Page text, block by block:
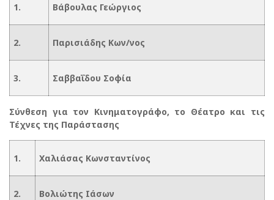
1. Βάβουλας Γεώργιος
2. Παρισιάδης Κων/νος
3. Σαββαΐδου Σοφία
Σύνθεση για τον Κινηματογράφο, το Θέατρο και τις
Τέχνες της Παράστασης
1. Χαλιάσας Κωνσταντίνος
2. Βολιώτης Ιάσων